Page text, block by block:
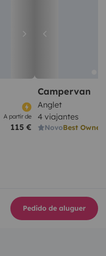
A partir de
115 €
Campervan
Anglet
4 viajantes
NovoBest Owner
Pedido de aluguer